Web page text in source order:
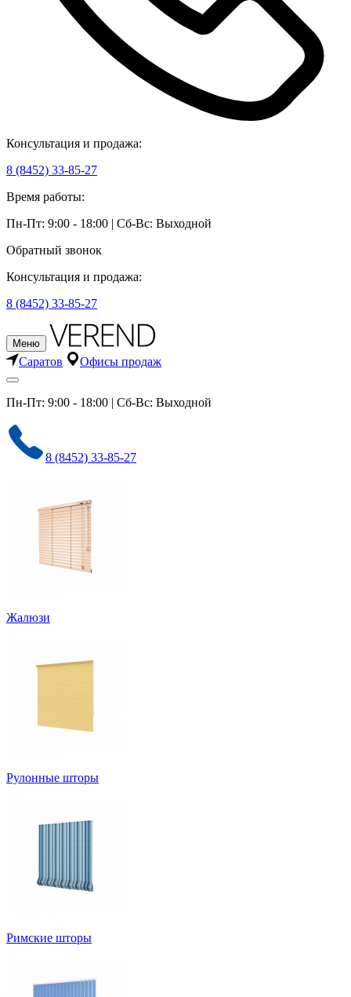
Консультация и продажа:
8 (8452) 33-85-27
Время работы:
Пн-Пт: 9:00 - 18:00 | Сб-Вс: Выходной
Обратный звонок
Консультация и продажа:
8 (8452) 33-85-27
Меню
Саратов Офисы продаж
Пн-Пт: 9:00 - 18:00 | Сб-Вс: Выходной
8 (8452) 33-85-27
Жалюзи
Рулонные шторы
Римские шторы